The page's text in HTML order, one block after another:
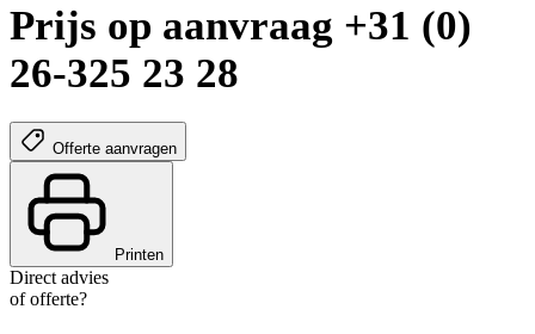
Prijs op aanvraag +31 (0)
26-325 23 28
Offerte aanvragen
Printen
Direct advies
of offerte?